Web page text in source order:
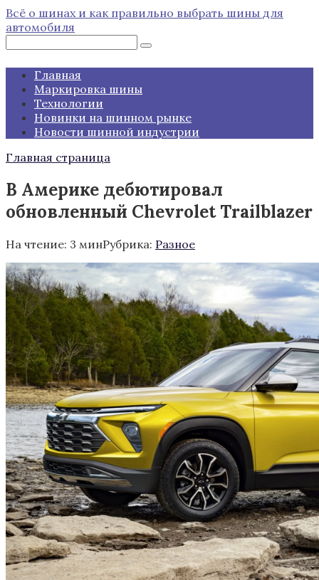
Перейти
к
Всё о шинах и как правильно выбрать шины для
автомобиля
Главная
Маркировка шины
Технологии
Новинки на шинном рынке
Новости шинной индустрии
Главная страница
В Америке дебютировал
обновленный Chevrolet Trailblazer
На чтение: 3 минРубрика: Разное